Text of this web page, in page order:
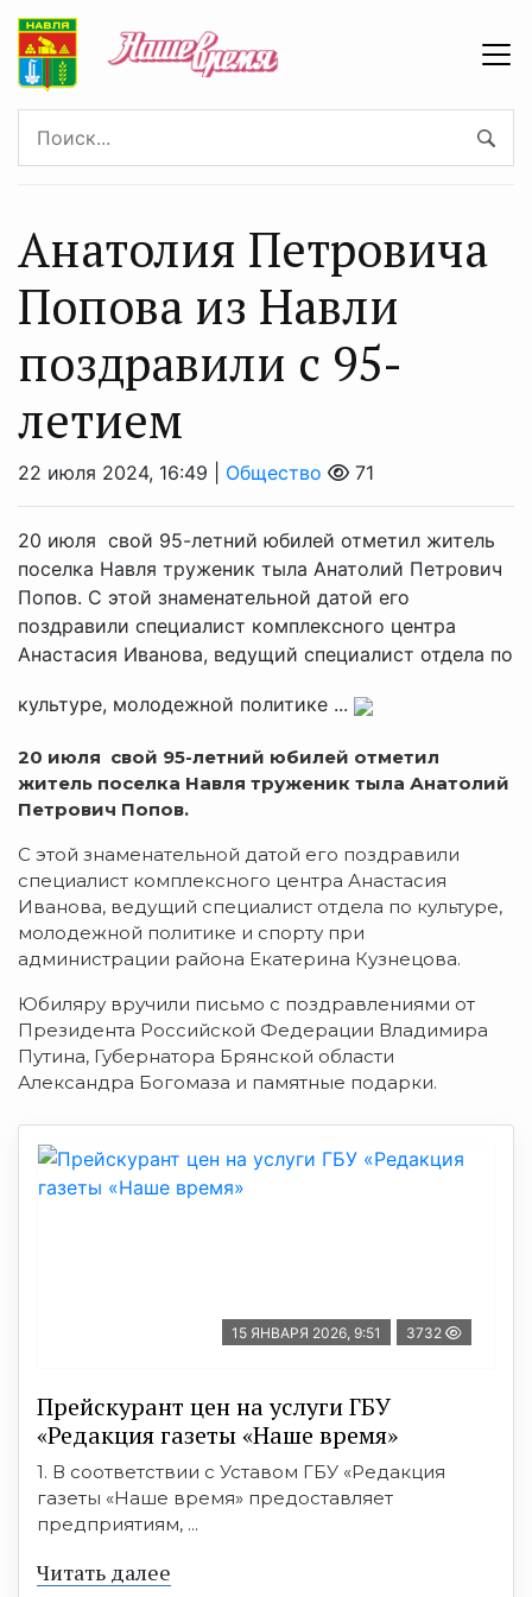
Анатолия Петровича
Попова из Навли
поздравили с 95-
летием
22 июля 2024, 16:49 | Общество 71
20 июля свой 95-летний юбилей отметил житель
поселка Навля труженик тыла Анатолий Петрович
Попов. С этой знаменательной датой его
поздравили специалист комплексного центра
Анастасия Иванова, ведущий специалист отдела по
культуре, молодежной политике ...
20 июля свой 95-летний юбилей отметил
житель поселка Навля труженик тыла Анатолий
Петрович Попов.
С этой знаменательной датой его поздравили
специалист комплексного центра Анастасия
Иванова, ведущий специалист отдела по культуре,
молодежной политике и спорту при
администрации района Екатерина Кузнецова.
Юбиляру вручили письмо с поздравлениями от
Президента Российской Федерации Владимира
Путина, Губернатора Брянской области
Александра Богомаза и памятные подарки.
15 ЯНВАРЯ 2026, 9:51 3732
Прейскурант цен на услуги ГБУ
«Редакция газеты «Наше время»
1. В соответствии с Уставом ГБУ «Редакция
газеты «Наше время» предоставляет
предприятиям, ...
Читать далее